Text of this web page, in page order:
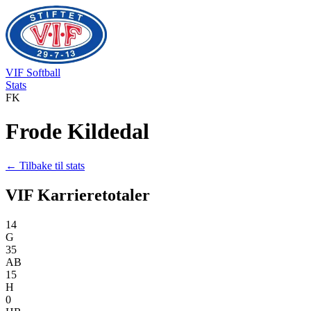
VIF Softball
Stats
FK
Frode Kildedal
← Tilbake til stats
VIF Karrieretotaler
14
G
35
AB
15
H
0